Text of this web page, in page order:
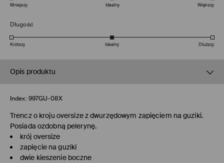
Mniejszy Idealny Większy
Długość
Krótszy Idealny Dłuższy
Opis produktu
Index: 997GU-08X
Trencz o kroju oversize z dwurzędowym zapięciem na guziki.
Posiada ozdobną pelerynę.
krój oversize
zapięcie na guziki
dwie kieszenie boczne